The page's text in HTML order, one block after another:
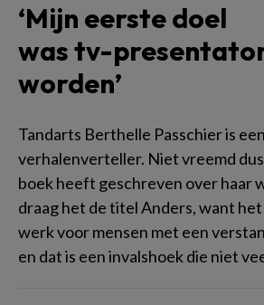
‘Mijn eerste doel
was tv-
worden’
Tandarts Berthelle Passchier is
verhalenverteller. Niet vreemd
boek heeft geschreven over haar
draag het de titel Anders, want
werk voor mensen met een
en dat is een invalshoek die niet